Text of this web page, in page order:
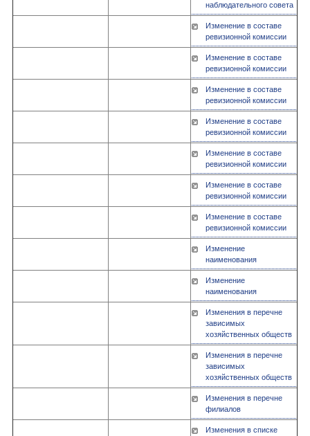
наблюдательного совета
Изменение в составе
ревизионной комиссии
Изменение в составе
ревизионной комиссии
Изменение в составе
ревизионной комиссии
Изменение в составе
ревизионной комиссии
Изменение в составе
ревизионной комиссии
Изменение в составе
ревизионной комиссии
Изменение в составе
ревизионной комиссии
Изменение
наименования
Изменение
наименования
Изменения в перечне
зависимых
хозяйственных обществ
Изменения в перечне
зависимых
хозяйственных обществ
Изменения в перечне
филиалов
Изменения в списке